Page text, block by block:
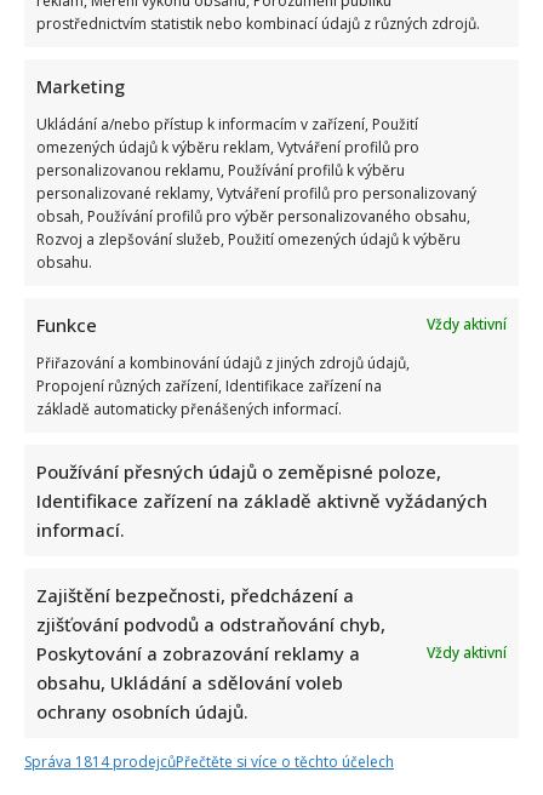
prostřednictvím statistik nebo kombinací údajů z různých zdrojů.
Marketing
Ukládání a/nebo přístup k informacím v zařízení, Použití
omezených údajů k výběru reklam, Vytváření profilů pro
personalizovanou reklamu, Používání profilů k výběru
personalizované reklamy, Vytváření profilů pro personalizovaný
obsah, Používání profilů pro výběr personalizovaného obsahu,
Rozvoj a zlepšování služeb, Použití omezených údajů k výběru
obsahu.
Funkce
Vždy aktivní
Přiřazování a kombinování údajů z jiných zdrojů údajů,
Propojení různých zařízení, Identifikace zařízení na
základě automaticky přenášených informací.
Používání přesných údajů o zeměpisné poloze,
Identifikace zařízení na základě aktivně vyžádaných
informací.
Zajištění bezpečnosti, předcházení a
zjišťování podvodů a odstraňování chyb,
Poskytování a zobrazování reklamy a
obsahu, Ukládání a sdělování voleb
ochrany osobních údajů.
Vždy aktivní
Správa 1814 prodejcůPřečtěte si více o těchto účelech
Napsat komentář